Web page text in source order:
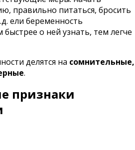
правильно питаться, бросить
ели беременность
о ней узнать, тем легче
делятся на сомнительные,
.
признаки